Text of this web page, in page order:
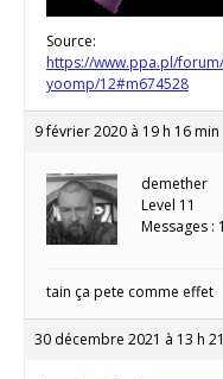
Source:
https://www.ppa.pl/
yoomp/12#m674528
9 février 2020 à 19 h 16 min
demether
Level 11
Messages :
tain ça pete comme effet
30 décembre 2021 à 13 h